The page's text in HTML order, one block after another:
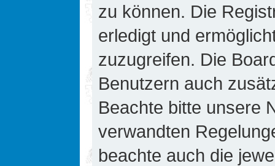
zu können. Die
erledigt und
zuzugreifen. Die
Benutzern auch
Beachte bitte unsere
verwandten
beachte auch die